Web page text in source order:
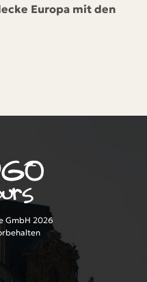
Europa mit den
GmbH 2026